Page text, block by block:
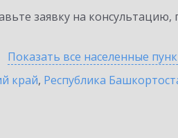
заявку на консультацию,
Показать все населенные
край, Республика